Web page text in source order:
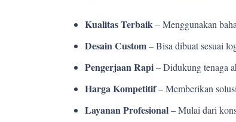
Kualitas Terbaik– Menggunakan
Desain Custom– Bisa dibuat sesuai
Pengerjaan Rapi– Didukung tenaga
Harga Kompetitif– Memberikan
Layanan Profesional– Mulai dari